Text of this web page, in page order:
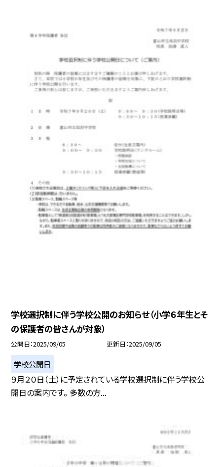
学校選択制に伴う学校公開のお知らせ（小学６年生とそ
の保護者の皆さんが対象）
公開日 2025/09/05 更新日 2025/09/05
学校公開日
９月２０日（土）に予定されている学校選択制に伴う学校公
開日の案内です。 多数の方...